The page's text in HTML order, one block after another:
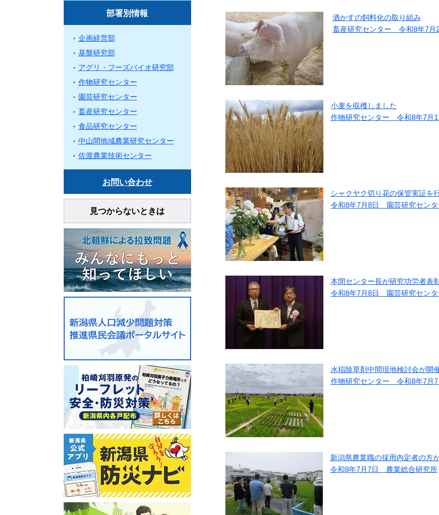
酒かすの飼料化の取り組み
畜産研究センター 令和8年7月
小麦を収穫しました
作物研究センター 令和8年7月
シャクヤク切り花の保管実証を
令和8年7月8日 園芸研究センタ
本間センター長が研究功労者表
令和8年7月8日 園芸研究センタ
水稲除草剤中間現地検討会が開
作物研究センター 令和8年7月7
新潟県農業職の採用内定者の方
令和8年7月7日 農業総合研究所
部署別情報
企画経営部
基盤研究部
アグリ・フーズバイオ研究部
作物研究センター
園芸研究センター
畜産研究センター
食品研究センター
中山間地域農業研究センター
佐渡農業技術センター
お問い合わせ
見つからないときは